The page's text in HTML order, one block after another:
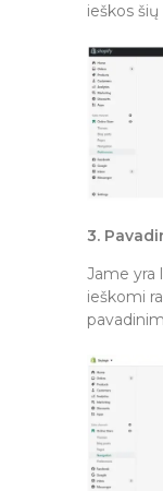
ieškos
3.
Jame yra
ieškomi